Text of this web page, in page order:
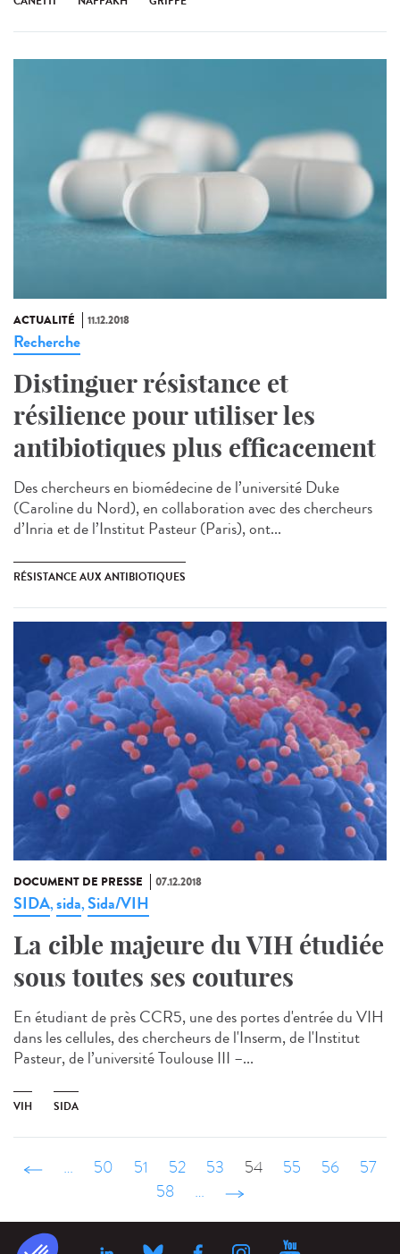
ACTUALITÉ 11.12.2018
Recherche
Distinguer résistance et
résilience pour utiliser les
antibiotiques plus efficacement
Des chercheurs en biomédecine de l’université Duke
(Caroline du Nord), en collaboration avec des chercheurs
d’Inria et de l’Institut Pasteur (Paris), ont...
RÉSISTANCE AUX ANTIBIOTIQUES
DOCUMENT DE PRESSE 07.12.2018
SIDA,sida,Sida/VIH
La cible majeure du VIH étudiée
sous toutes ses coutures
En étudiant de près CCR5, une des portes d'entrée du VIH
dans les cellules, des chercheurs de l'Inserm, de l'Institut
Pasteur, de l’université Toulouse III –...
VIH SIDA
‹ précédent
… 50 51 52 53 54 55 56
57
58
… suivant ›